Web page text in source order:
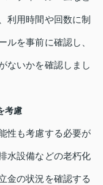
利用時間や回数に制
ルを事前に確認し、
ないかを確認しまし
考慮
性も考慮する必要が
水設備などの老朽化
金の状況を確認する